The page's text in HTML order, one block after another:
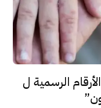
الرسمية ل